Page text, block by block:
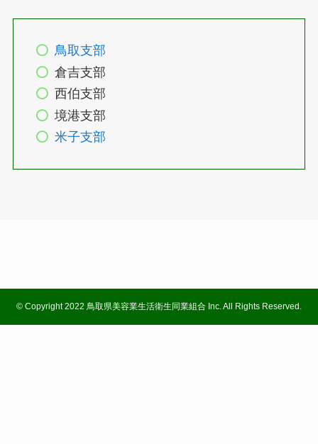
鳥取支部
倉吉支部
西伯支部
境港支部
米子支部
© Copyright 2022 鳥取県美容業生活衛生同業組合 Inc. All Rights Reserved.